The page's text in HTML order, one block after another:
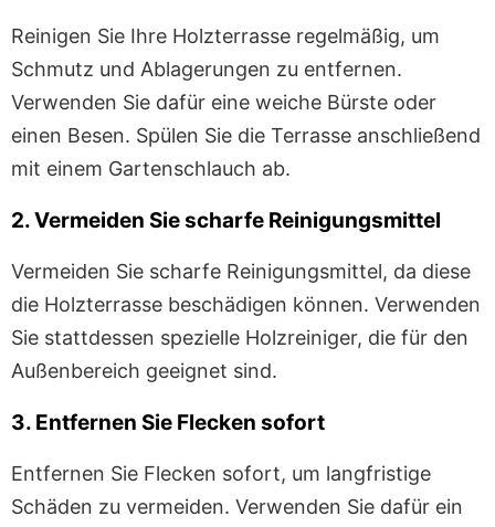
Reinigen Sie Ihre Holzterrasse regelmäßig, um
Schmutz und Ablagerungen zu entfernen.
Verwenden Sie dafür eine weiche Bürste oder
einen Besen. Spülen Sie die Terrasse anschließend
mit einem Gartenschlauch ab.
2. Vermeiden Sie scharfe Reinigungsmittel
Vermeiden Sie scharfe Reinigungsmittel, da diese
die Holzterrasse beschädigen können. Verwenden
Sie stattdessen spezielle Holzreiniger, die für den
Außenbereich geeignet sind.
3. Entfernen Sie Flecken sofort
Entfernen Sie Flecken sofort, um langfristige
Schäden zu vermeiden. Verwenden Sie dafür ein